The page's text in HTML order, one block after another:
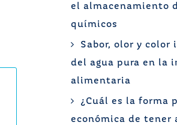
el almacenamiento
químicos
Sabor, olor y color
del agua pura en la
alimentaria
¿Cuál es la forma
económica de tener